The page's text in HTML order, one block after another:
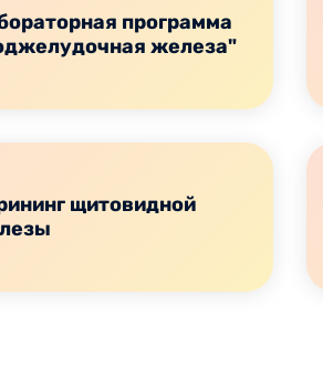
программа
железа"
щитовидной